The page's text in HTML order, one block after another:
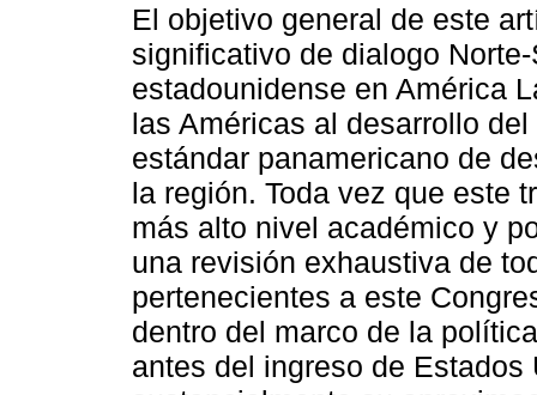
El objetivo general de este
significativo de dialogo
estadounidense en América
las Américas al desarrollo
estándar panamericano de
la región. Toda vez que este
más alto nivel académico y
una revisión exhaustiva de
pertenecientes a este
dentro del marco de la
antes del ingreso de